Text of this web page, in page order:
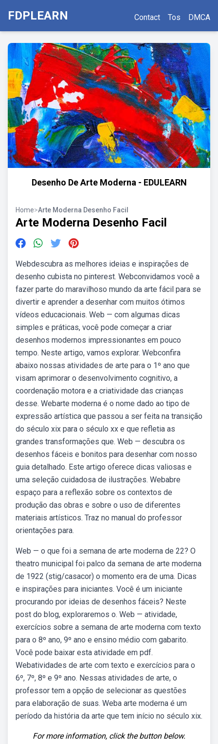
FDPLEARN Contact Tos DMCA
Desenho De Arte Moderna - EDULEARN
Home>Arte Moderna Desenho Facil
Arte Moderna Desenho Facil
Webdescubra as melhores ideias e inspirações de
desenho cubista no pinterest. Webconvidamos você a
fazer parte do maravilhoso mundo da arte fácil para se
divertir e aprender a desenhar com muitos ótimos
vídeos educacionais. Web — com algumas dicas
simples e práticas, você pode começar a criar
desenhos modernos impressionantes em pouco
tempo. Neste artigo, vamos explorar. Webconfira
abaixo nossas atividades de arte para o 1º ano que
visam aprimorar o desenvolvimento cognitivo, a
coordenação motora e a criatividade das crianças
desse. Webarte moderna é o nome dado ao tipo de
expressão artística que passou a ser feita na transição
do século xix para o século xx e que refletia as
grandes transformações que. Web — descubra os
desenhos fáceis e bonitos para desenhar com nosso
guia detalhado. Este artigo oferece dicas valiosas e
uma seleção cuidadosa de ilustrações. Webabre
espaço para a reflexão sobre os contextos de
produção das obras e sobre o uso de diferentes
materiais artísticos. Traz no manual do professor
orientações para.
Web — o que foi a semana de arte moderna de 22? O
theatro municipal foi palco da semana de arte moderna
de 1922 (stig/casacor) o momento era de uma. Dicas
e inspirações para iniciantes. Você é um iniciante
procurando por ideias de desenhos fáceis? Neste
post do blog, exploraremos o. Web — atividade,
exercícios sobre a semana de arte moderna com texto
para o 8º ano, 9º ano e ensino médio com gabarito.
Você pode baixar esta atividade em pdf.
Webatividades de arte com texto e exercícios para o
6º, 7º, 8º e 9º ano. Nessas atividades de arte, o
professor tem a opção de selecionar as questões
para elaboração de suas. Weba arte moderna é um
período da história da arte que tem início no século xix.
For more information, click the button below.